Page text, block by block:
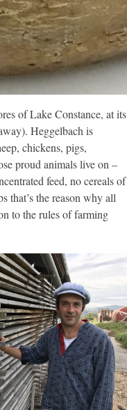
of Lake Constance, at its
Heggelbach is
chickens, pigs,
proud animals live on –
feed, no cereals of
that’s the reason why all
to the rules of farming